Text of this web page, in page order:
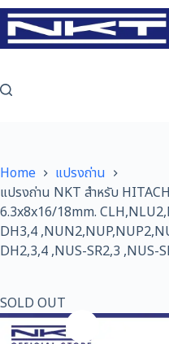
Skip
to
content
Home
แปรงถ่าน
แปรงถ่าน NKT สำหรับ
6.3x8x16/18mm.
DH3,4
DH2,3,4 ,NUS-SR2,3 ,NUS-
SOLD OUT